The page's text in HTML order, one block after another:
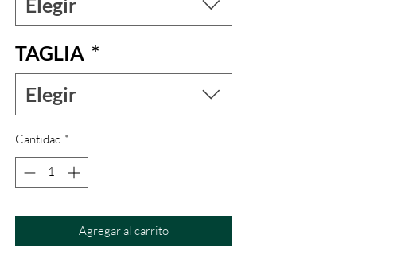
TAGLIA *
Elegir
Cantidad *
Agregar al carrito